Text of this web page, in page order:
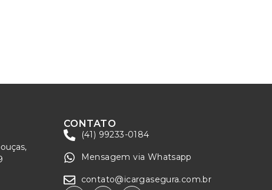
CONTATO
(41) 99233-0184
Mensagem via Whatsapp
contato@icargasegura.com.br